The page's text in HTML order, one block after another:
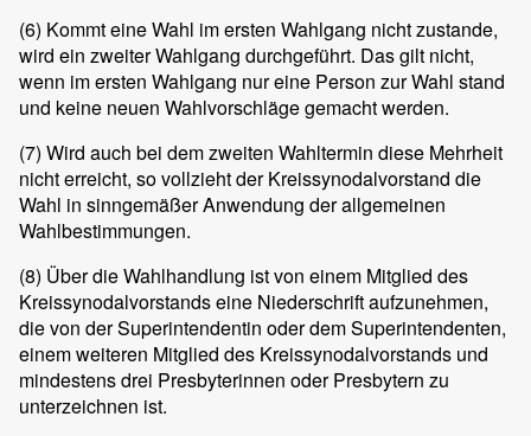
(6) Kommt eine Wahl im ersten Wahlgang nicht zustande,
wird ein zweiter Wahlgang durchgeführt. Das gilt nicht,
wenn im ersten Wahlgang nur eine Person zur Wahl stand
und keine neuen Wahlvorschläge gemacht werden.
(7) Wird auch bei dem zweiten Wahltermin diese Mehrheit
nicht erreicht, so vollzieht der Kreissynodalvorstand die
Wahl in sinngemäßer Anwendung der allgemeinen
Wahlbestimmungen.
(8) Über die Wahlhandlung ist von einem Mitglied des
Kreissynodalvorstands eine Niederschrift aufzunehmen,
die von der Superintendentin oder dem Superintendenten,
einem weiteren Mitglied des Kreissynodalvorstands und
mindestens drei Presbyterinnen oder Presbytern zu
unterzeichnen ist.